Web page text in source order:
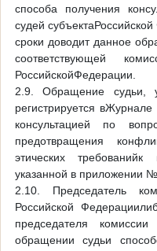
способа получения
судей
сроки доводит данное
соответствующей
РоссийскойФедерации.
2.9. Обращение судьи,
регистрируется
консультацией по
предотвращения
этических
указанной в приложении
2.10. Председатель
Российской
председателя
обращении судьи